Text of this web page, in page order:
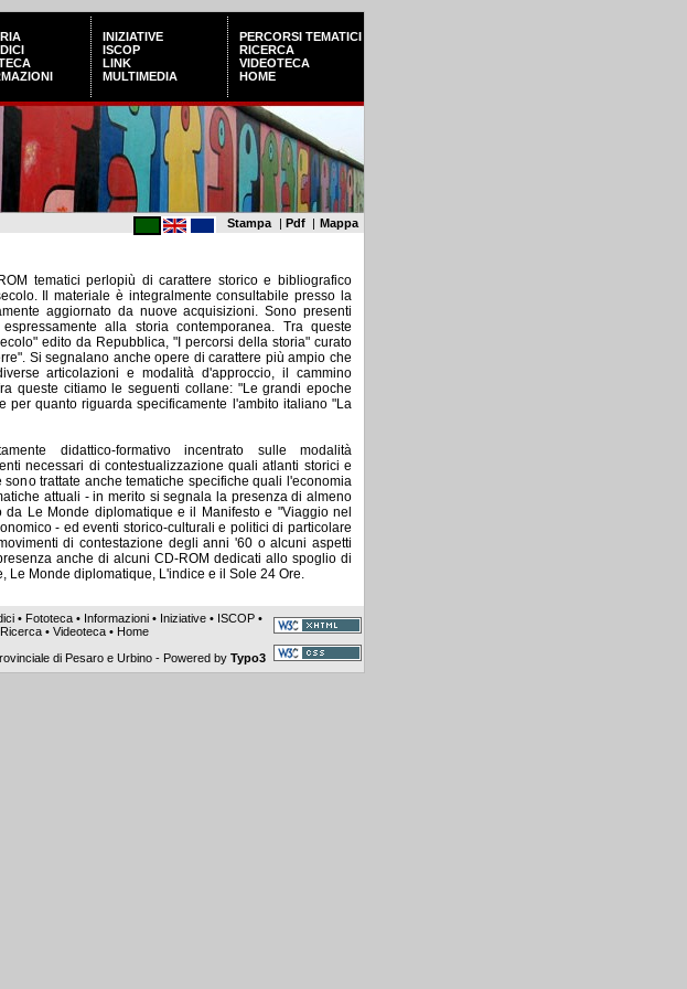
INIZIATIVE
ISCOP
LINK
MULTIMEDIA
PERCORSI TEMATICI
RICERCA
VIDEOTECA
HOME
Mappa
|
Pdf
|
Stampa
tematici perlopiù di carattere storico e bibliografico
Il materiale è integralmente consultabile presso la
aggiornato da nuove acquisizioni. Sono presenti
alla storia contemporanea. Tra queste
edito da Repubblica, "I percorsi della storia" curato
Si segnalano anche opere di carattere più ampio che
articolazioni e modalità d'approccio, il cammino
queste citiamo le seguenti collane: "Le grandi epoche
per quanto riguarda specificamente l'ambito italiano "La
didattico-formativo incentrato sulle modalità
necessari di contestualizzazione quali atlanti storici e
trattate anche tematiche specifiche quali l'economia
attuali - in merito si segnala la presenza di almeno
Le Monde diplomatique e il Manifesto e "Viaggio nel
- ed eventi storico-culturali e politici di particolare
di contestazione degli anni '60 o alcuni aspetti
anche di alcuni CD-ROM dedicati allo spoglio di
Le Monde diplomatique, L'indice e il Sole 24 Ore.
• Fototeca • Informazioni • Iniziative • ISCOP •
Ricerca •Videoteca • Home
di Pesaro e Urbino - Powered byTypo3